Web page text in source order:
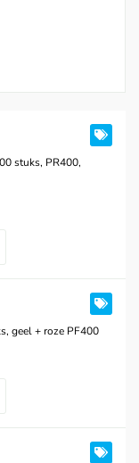
stuks, PR400,
geel + roze PF400